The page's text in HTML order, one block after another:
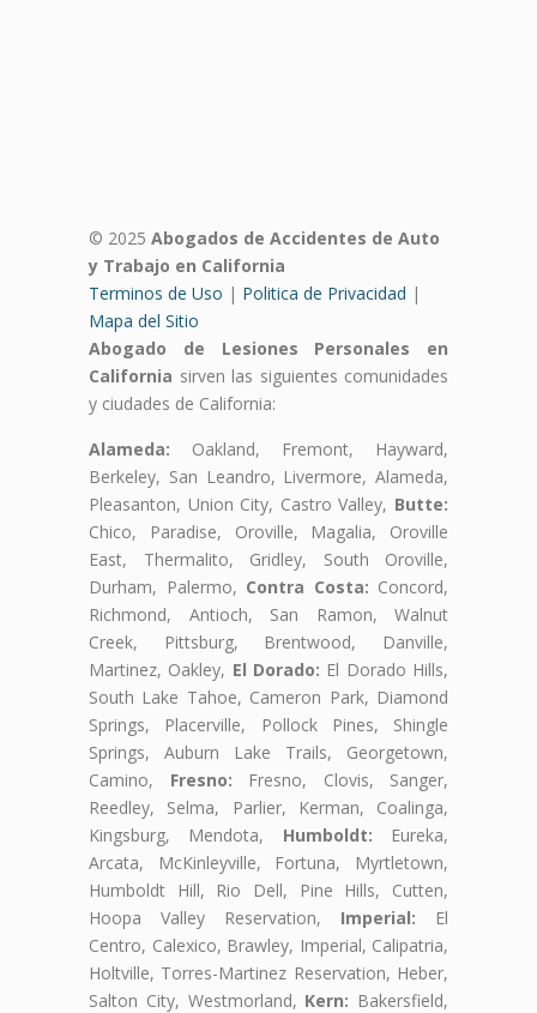
© 2025 Abogados de Accidentes de Auto
y Trabajo en California
Terminos de Uso | Politica de Privacidad |
Mapa del Sitio
Abogado de Lesiones Personales en
California sirven las siguientes comunidades
y ciudades de California:
Alameda: Oakland, Fremont, Hayward,
Berkeley, San Leandro, Livermore, Alameda,
Pleasanton, Union City, Castro Valley, Butte:
Chico, Paradise, Oroville, Magalia, Oroville
East, Thermalito, Gridley, South Oroville,
Durham, Palermo, Contra Costa: Concord,
Richmond, Antioch, San Ramon, Walnut
Creek, Pittsburg, Brentwood, Danville,
Martinez, Oakley, El Dorado: El Dorado Hills,
South Lake Tahoe, Cameron Park, Diamond
Springs, Placerville, Pollock Pines, Shingle
Springs, Auburn Lake Trails, Georgetown,
Camino, Fresno: Fresno, Clovis, Sanger,
Reedley, Selma, Parlier, Kerman, Coalinga,
Kingsburg, Mendota, Humboldt: Eureka,
Arcata, McKinleyville, Fortuna, Myrtletown,
Humboldt Hill, Rio Dell, Pine Hills, Cutten,
Hoopa Valley Reservation, Imperial: El
Centro, Calexico, Brawley, Imperial, Calipatria,
Holtville, Torres-Martinez Reservation, Heber,
Salton City, Westmorland, Kern: Bakersfield,